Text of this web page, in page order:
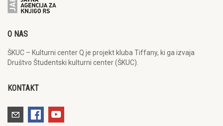
O NAS
ŠKUC – Kulturni center Q je projekt kluba Tiffany, ki ga izvaja
Društvo Študentski kulturni center (ŠKUC).
KONTAKT